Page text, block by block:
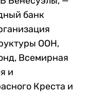
банк
ООН,
Всемирная
и
Креста и